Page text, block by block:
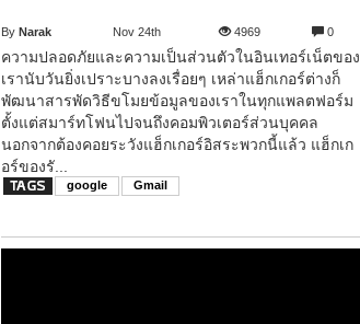
ByNarak Nov 24th 4969 0
ความปลอดภัยและความเป็นส่วนตัวในอินเทอร์เน็ตของ
เรานับวันยิ่งเปราะบางลงเรื่อยๆ เหล่าแฮ็กเกอร์ต่างก็
พัฒนาสารพัดวิธีขโมยข้อมูลของเราในทุกแพลตฟอร์ม
ตั้งแต่สมาร์ทโฟนไปจนถึงคอมพิวเตอร์ส่วนบุคคล
นอกจากต้องคอยระวังแฮ็กเกอร์อิสระพวกนี้แล้ว แฮ็กเก
อร์ของรั...
google Gmail